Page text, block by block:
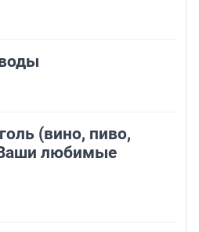
(вино, пиво,
любимые